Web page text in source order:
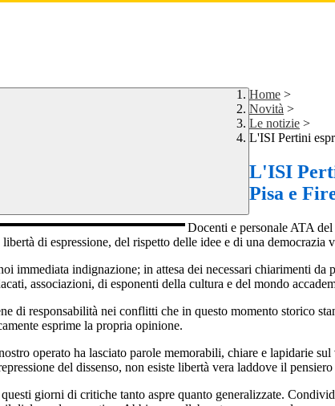
Home >
Novità >
Le notizie >
L'ISI Pertini
L'ISI
Pisa e
Docenti e personale ATA
di espressione, del rispetto delle idee e di una
immediata indignazione; in attesa dei necessari chiarimenti
associazioni, di esponenti della cultura e del mondo
di responsabilità nei conflitti che in questo momento storico
esprime la propria opinione.
operato ha lasciato parole memorabili, chiare e lapidarie
del dissenso, non esiste libertà vera laddove il
giorni di critiche tanto aspre quanto generalizzate.